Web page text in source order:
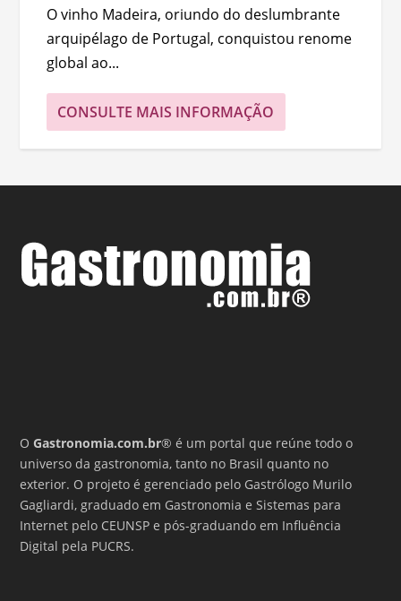
O vinho Madeira, oriundo do deslumbrante
arquipélago de Portugal, conquistou renome
global ao...
CONSULTE MAIS INFORMAÇÃO
OGastronomia.com.br® é um portal que reúne todo o
universo da gastronomia, tanto no Brasil quanto no
exterior. O projeto é gerenciado pelo Gastrólogo Murilo
Gagliardi, graduado em Gastronomia e Sistemas para
Internet pelo CEUNSP e pós-graduando em Influência
Digital pela PUCRS.